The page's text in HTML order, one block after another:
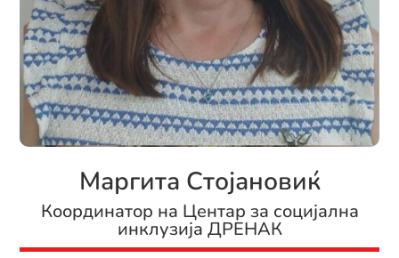
Маргита Стојановиќ
Координатор на Центар за социјална
инклузија ДРЕНАК